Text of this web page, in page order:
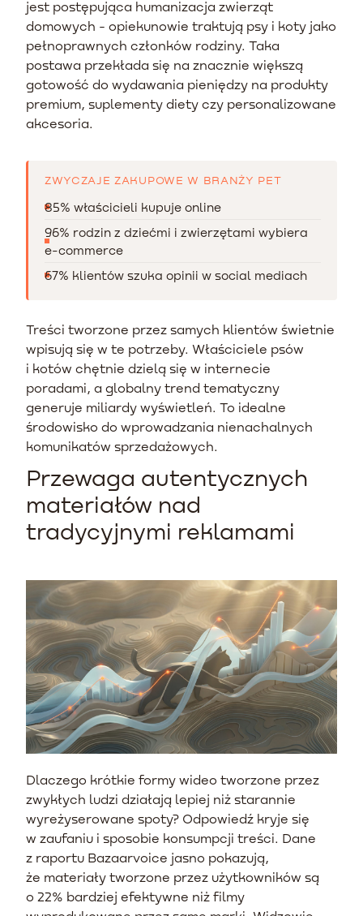
jest postępująca humanizacja zwierząt
domowych - opiekunowie traktują psy i koty jako
pełnoprawnych członków rodziny. Taka
postawa przekłada się na znacznie większą
gotowość do wydawania pieniędzy na produkty
premium, suplementy diety czy personalizowane
akcesoria.
ZWYCZAJE ZAKUPOWE W BRANŻY PET
85% właścicieli kupuje online
96% rodzin z dziećmi i zwierzętami wybiera
e-commerce
67% klientów szuka opinii w social mediach
Treści tworzone przez samych klientów świetnie
wpisują się w te potrzeby. Właściciele psów
i kotów chętnie dzielą się w internecie
poradami, a globalny trend tematyczny
generuje miliardy wyświetleń. To idealne
środowisko do wprowadzania nienachalnych
komunikatów sprzedażowych.
Przewaga autentycznych
materiałów nad
tradycyjnymi reklamami
Dlaczego krótkie formy wideo tworzone przez
zwykłych ludzi działają lepiej niż starannie
wyreżyserowane spoty? Odpowiedź kryje się
w zaufaniu i sposobie konsumpcji treści. Dane
z raportu Bazaarvoice jasno pokazują,
że materiały tworzone przez użytkowników są
o 22% bardziej efektywne niż filmy